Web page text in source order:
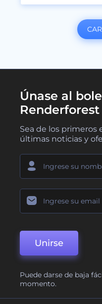
Únase al
Renderforest
Sea de los primeros
últimas noticias y
Unirse
Puede darse de baja
momento.